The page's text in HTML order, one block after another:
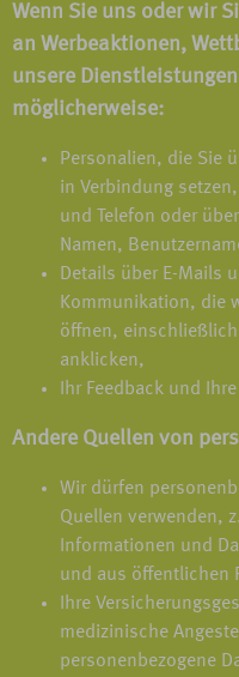
Wenn Sie uns oder wir
an Werbeaktionen,
unsere
möglicherweise:
Personalien, die Sie
in Verbindung
und Telefon oder
Namen,
Details über E-Mails
Kommunikation, die
öffnen,
anklicken,
Ihr Feedback und
Andere Quellen von
Wir dürfen
Quellen verwenden,
Informationen und
und aus öffentlichen
Ihre
medizinische
personenbezogene